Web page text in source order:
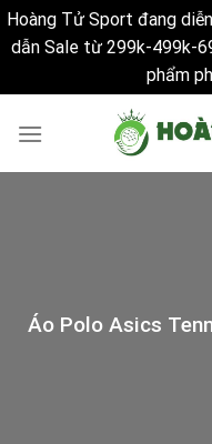
Hoàng Tử Sport đang
dẫn Sale từ 299k-499k-
phẩm
Áo Polo Asics